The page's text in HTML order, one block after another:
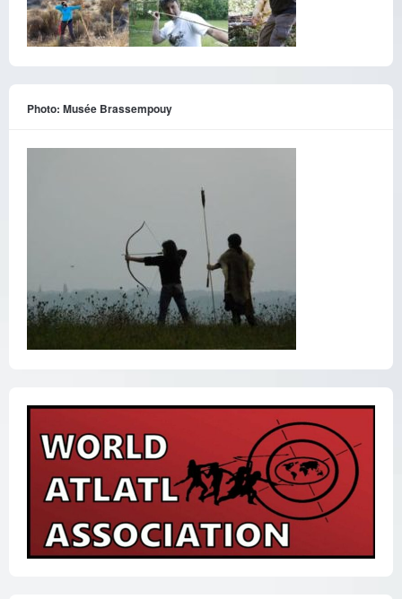
Photo: Musée Brassempouy